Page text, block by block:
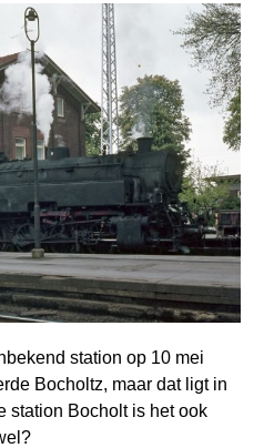
station op 10 mei
Bocholtz, maar dat ligt in
station Bocholt is het ook